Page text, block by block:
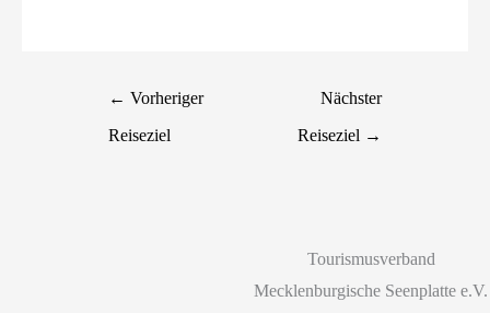
← Vorheriger
Reiseziel
Nächster
Reiseziel →
Tourismusverband
Mecklenburgische Seenplatte e.V.